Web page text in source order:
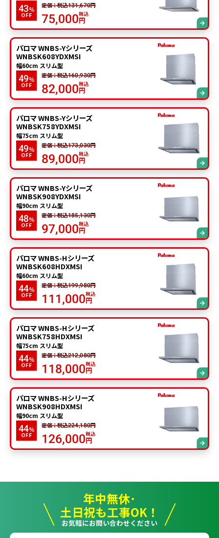
43%
OFF
定価：税込131,670円
75,000税込
円
パロマ WNBS-Yシリーズ
WNBSK608YDXMSI
幅60cm スリム型
49%
OFF
定価：税込160,930円
82,000税込
円
パロマ WNBS-Yシリーズ
WNBSK758YDXMSI
幅75cm スリム型
49%
OFF
定価：税込173,030円
89,000税込
円
パロマ WNBS-Yシリーズ
WNBSK908YDXMSI
幅90cm スリム型
48%
OFF
定価：税込185,130円
97,000税込
円
パロマ WNBS-Hシリーズ
WNBSK608HDXMSI
幅60cm スリム型
44%
OFF
定価：税込199,980円
111,000税込
円
パロマ WNBS-Hシリーズ
WNBSK758HDXMSI
幅75cm スリム型
44%
OFF
定価：税込212,080円
118,000税込
円
パロマ WNBS-Hシリーズ
WNBSK908HDXMSI
幅90cm スリム型
44%
OFF
定価：税込224,180円
126,000税込
円
年中無休･
土日祝も工事OK！
お気軽にお問い合わせください